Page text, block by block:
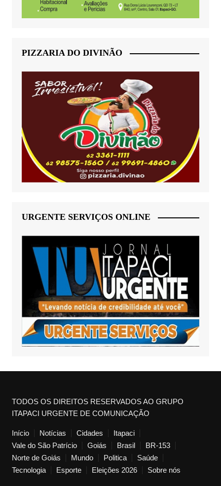
PIZZARIA DO DIVINÃO
URGENTE SERVIÇOS ONLINE
TODOS OS DIREITOS RESERVADOS AO GRUPO
ITAPACI URGENTE DE COMUNICAÇÃO
Início Notícias Cidades
Itapaci
Vale do São Patrício
Goiás Brasil
BR-153
Norte de Goiás
Mundo Politica
Saúde
Tecnologia
Esporte Eleições 2026 Sobre nós